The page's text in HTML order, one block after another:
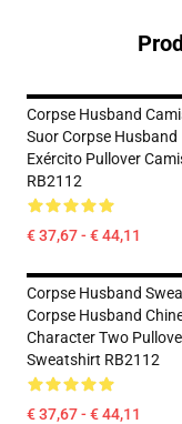
Corpse Husband
Suor Corpse Husband
Exército Pullover
RB2112
€ 37,67 - € 44,11
Corpse Husband
Corpse Husband
Character Two
Sweatshirt RB2112
€ 37,67 - € 44,11